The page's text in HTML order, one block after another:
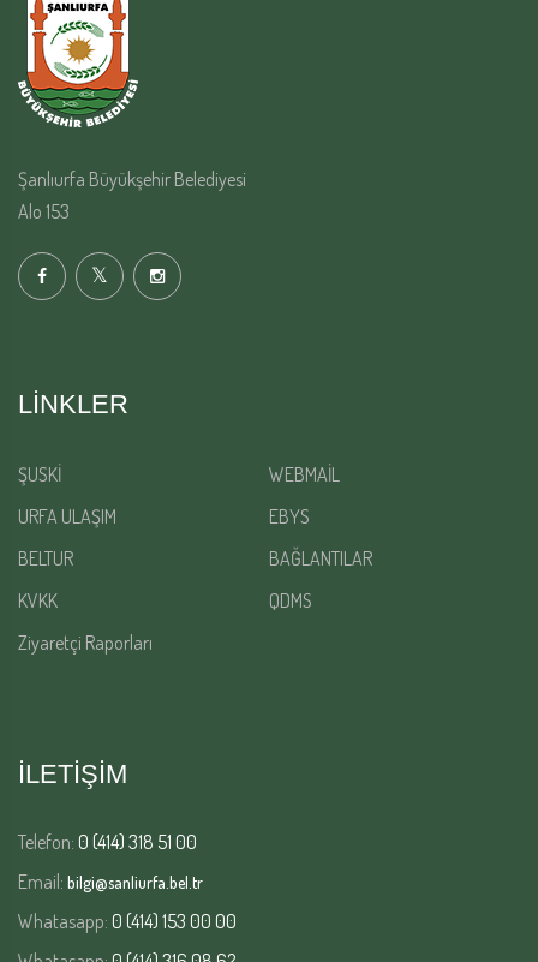
Şanlıurfa Büyükşehir Belediyesi
Alo 153
LINKLER
ŞUSKİ
WEBMAİL
URFA ULAŞIM
EBYS
BELTUR
BAĞLANTILAR
KVKK
QDMS
Ziyaretçi Raporları
İLETİŞİM
Telefon: 0 (414) 318 51 00
Email: bilgi@sanliurfa.bel.tr
Whatasapp: 0 (414) 153 00 00